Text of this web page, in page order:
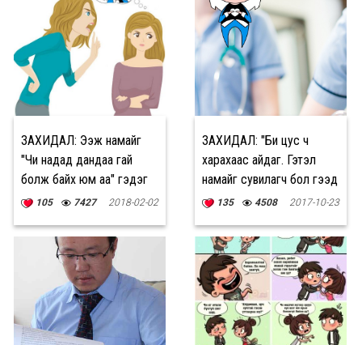
ЗАХИДАЛ: Ээж намайг
"Чи надад дандаа гай
болж байх юм аа" гэдэг
105 7427 2018-02-02
ЗАХИДАЛ: "Би цус ч
харахаас айдаг. Гэтэл
намайг сувилагч бол гээд
байх юм"
135 4508 2017-10-23